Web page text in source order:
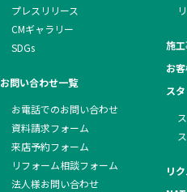
プレスリリース
CMギャラリー
SDGs
お問い合わせ一覧
お電話でのお問い合わせ
資料請求フォーム
来店予約フォーム
リフォーム相談フォーム
法人様お問い合わせ
施
お
ス
リ